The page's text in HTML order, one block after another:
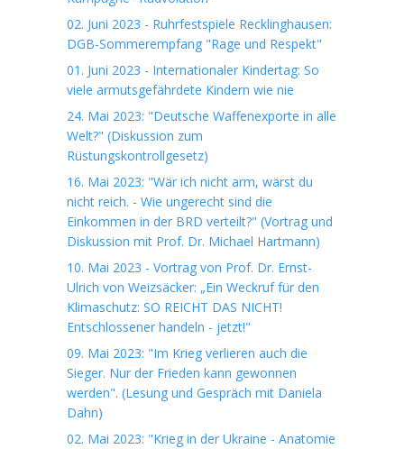
02. Juni 2023 - Ruhrfestspiele Recklinghausen:
DGB-Sommerempfang "Rage und Respekt"
01. Juni 2023 - Internationaler Kindertag: So
viele armutsgefährdete Kindern wie nie
24. Mai 2023: "Deutsche Waffenexporte in alle
Welt?" (Diskussion zum
Rüstungskontrollgesetz)
16. Mai 2023: "Wär ich nicht arm, wärst du
nicht reich. - Wie ungerecht sind die
Einkommen in der BRD verteilt?" (Vortrag und
Diskussion mit Prof. Dr. Michael Hartmann)
10. Mai 2023 - Vortrag von Prof. Dr. Ernst-
Ulrich von Weizsäcker: „Ein Weckruf für den
Klimaschutz: SO REICHT DAS NICHT!
Entschlossener handeln - jetzt!"
09. Mai 2023: "Im Krieg verlieren auch die
Sieger. Nur der Frieden kann gewonnen
werden". (Lesung und Gespräch mit Daniela
Dahn)
02. Mai 2023: "Krieg in der Ukraine - Anatomie